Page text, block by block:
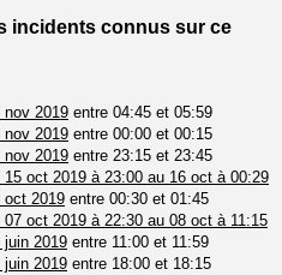
incidents connus sur ce
nov 2019 entre 04:45 et 05:59
nov 2019 entre 00:00 et 00:15
nov 2019 entre 23:15 et 23:45
15 oct 2019 à 23:00 au 16 oct à 00:29
oct 2019 entre 00:30 et 01:45
07 oct 2019 à 22:30 au 08 oct à 11:15
juin 2019 entre 11:00 et 11:59
juin 2019 entre 18:00 et 18:15